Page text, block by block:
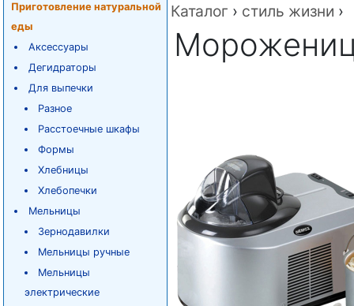
Приготовление натуральной
еды
Аксессуары
Дегидраторы
Для выпечки
Разное
Расстоечные шкафы
Формы
Хлебницы
Хлебопечки
Мельницы
Зернодавилки
Мельницы ручные
Мельницы
электрические
Каталог › стиль жизни ›